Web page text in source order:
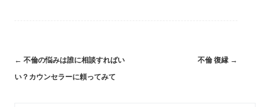
Post
← 不倫の悩みは誰に相談すればい
い？カウンセラーに頼ってみて
不倫 復縁 →